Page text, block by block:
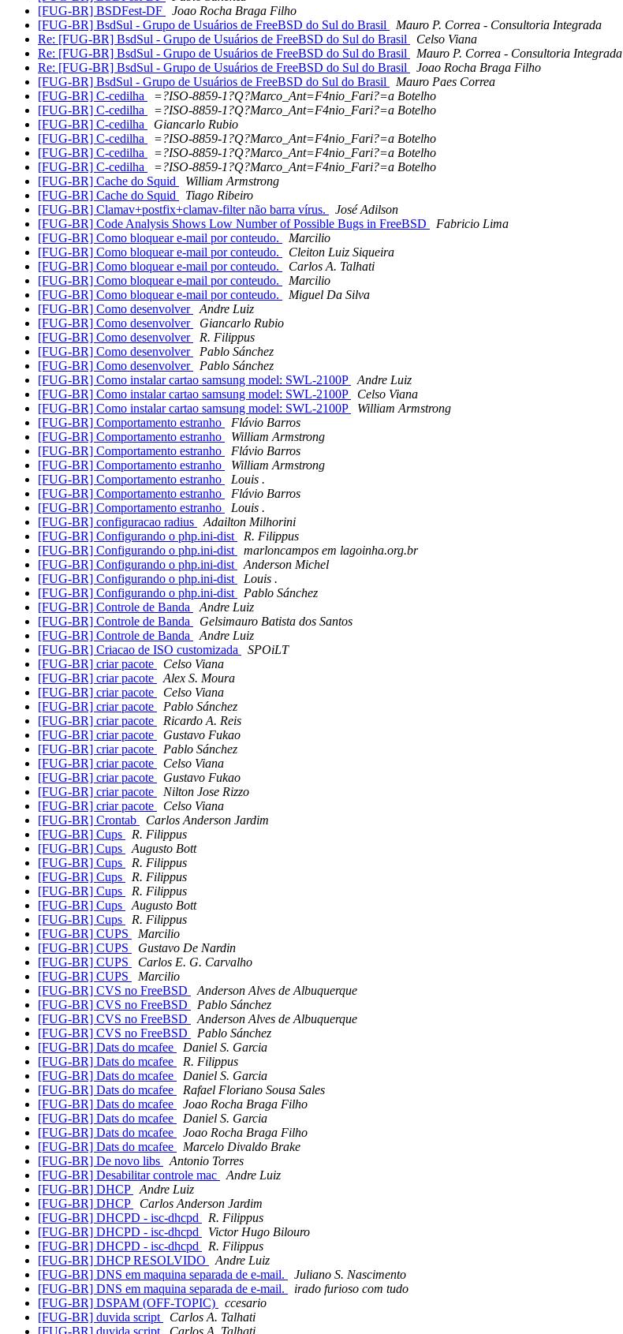
[FUG-BR] BSDFest-DF
Joao Rocha Braga Filho
[FUG-BR] BsdSul - Grupo de Usuários de FreeBSD do Sul do Brasil
Mauro P. Correa - Consultoria Integrada
Re: [FUG-BR] BsdSul - Grupo de Usuários de FreeBSD do Sul do Brasil
Celso Viana
Re: [FUG-BR] BsdSul - Grupo de Usuários de FreeBSD do Sul do Brasil
Mauro P. Correa - Consultoria Integrada
Re: [FUG-BR] BsdSul - Grupo de Usuários de FreeBSD do Sul do Brasil
Joao Rocha Braga Filho
[FUG-BR] BsdSul - Grupo de Usuários de FreeBSD do Sul do Brasil
Mauro Paes Correa
[FUG-BR] C-cedilha
=?ISO-8859-1?Q?Marco_Ant=F4nio_Fari?=a Botelho
[FUG-BR] C-cedilha
=?ISO-8859-1?Q?Marco_Ant=F4nio_Fari?=a Botelho
[FUG-BR] C-cedilha
Giancarlo Rubio
[FUG-BR] C-cedilha
=?ISO-8859-1?Q?Marco_Ant=F4nio_Fari?=a Botelho
[FUG-BR] C-cedilha
=?ISO-8859-1?Q?Marco_Ant=F4nio_Fari?=a Botelho
[FUG-BR] C-cedilha
=?ISO-8859-1?Q?Marco_Ant=F4nio_Fari?=a Botelho
[FUG-BR] Cache do Squid
William Armstrong
[FUG-BR] Cache do Squid
Tiago Ribeiro
[FUG-BR] Clamav+postfix+clamav-filter não barra vírus.
José Adilson
[FUG-BR] Code Analysis Shows Low Number of Possible Bugs in FreeBSD
Fabricio Lima
[FUG-BR] Como bloquear e-mail por conteudo.
Marcilio
[FUG-BR] Como bloquear e-mail por conteudo.
Cleiton Luiz Siqueira
[FUG-BR] Como bloquear e-mail por conteudo.
Carlos A. Talhati
[FUG-BR] Como bloquear e-mail por conteudo.
Marcilio
[FUG-BR] Como bloquear e-mail por conteudo.
Miguel Da Silva
[FUG-BR] Como desenvolver
Andre Luiz
[FUG-BR] Como desenvolver
Giancarlo Rubio
[FUG-BR] Como desenvolver
R. Filippus
[FUG-BR] Como desenvolver
Pablo Sánchez
[FUG-BR] Como desenvolver
Pablo Sánchez
[FUG-BR] Como instalar cartao samsung model: SWL-2100P
Andre Luiz
[FUG-BR] Como instalar cartao samsung model: SWL-2100P
Celso Viana
[FUG-BR] Como instalar cartao samsung model: SWL-2100P
William Armstrong
[FUG-BR] Comportamento estranho
Flávio Barros
[FUG-BR] Comportamento estranho
William Armstrong
[FUG-BR] Comportamento estranho
Flávio Barros
[FUG-BR] Comportamento estranho
William Armstrong
[FUG-BR] Comportamento estranho
Louis .
[FUG-BR] Comportamento estranho
Flávio Barros
[FUG-BR] Comportamento estranho
Louis .
[FUG-BR] configuracao radius
Adailton Milhorini
[FUG-BR] Configurando o php.ini-dist
R. Filippus
[FUG-BR] Configurando o php.ini-dist
marloncampos em lagoinha.org.br
[FUG-BR] Configurando o php.ini-dist
Anderson Michel
[FUG-BR] Configurando o php.ini-dist
Louis .
[FUG-BR] Configurando o php.ini-dist
Pablo Sánchez
[FUG-BR] Controle de Banda
Andre Luiz
[FUG-BR] Controle de Banda
Gelsimauro Batista dos Santos
[FUG-BR] Controle de Banda
Andre Luiz
[FUG-BR] Criacao de ISO customizada
SPOiLT
[FUG-BR] criar pacote
Celso Viana
[FUG-BR] criar pacote
Alex S. Moura
[FUG-BR] criar pacote
Celso Viana
[FUG-BR] criar pacote
Pablo Sánchez
[FUG-BR] criar pacote
Ricardo A. Reis
[FUG-BR] criar pacote
Gustavo Fukao
[FUG-BR] criar pacote
Pablo Sánchez
[FUG-BR] criar pacote
Celso Viana
[FUG-BR] criar pacote
Gustavo Fukao
[FUG-BR] criar pacote
Nilton Jose Rizzo
[FUG-BR] criar pacote
Celso Viana
[FUG-BR] Crontab
Carlos Anderson Jardim
[FUG-BR] Cups
R. Filippus
[FUG-BR] Cups
Augusto Bott
[FUG-BR] Cups
R. Filippus
[FUG-BR] Cups
R. Filippus
[FUG-BR] Cups
R. Filippus
[FUG-BR] Cups
Augusto Bott
[FUG-BR] Cups
R. Filippus
[FUG-BR] CUPS
Marcilio
[FUG-BR] CUPS
Gustavo De Nardin
[FUG-BR] CUPS
Carlos E. G. Carvalho
[FUG-BR] CUPS
Marcilio
[FUG-BR] CVS no FreeBSD
Anderson Alves de Albuquerque
[FUG-BR] CVS no FreeBSD
Pablo Sánchez
[FUG-BR] CVS no FreeBSD
Anderson Alves de Albuquerque
[FUG-BR] CVS no FreeBSD
Pablo Sánchez
[FUG-BR] Dats do mcafee
Daniel S. Garcia
[FUG-BR] Dats do mcafee
R. Filippus
[FUG-BR] Dats do mcafee
Daniel S. Garcia
[FUG-BR] Dats do mcafee
Rafael Floriano Sousa Sales
[FUG-BR] Dats do mcafee
Joao Rocha Braga Filho
[FUG-BR] Dats do mcafee
Daniel S. Garcia
[FUG-BR] Dats do mcafee
Joao Rocha Braga Filho
[FUG-BR] Dats do mcafee
Marcelo Divaldo Brake
[FUG-BR] De novo libs
Antonio Torres
[FUG-BR] Desabilitar controle mac
Andre Luiz
[FUG-BR] DHCP
Andre Luiz
[FUG-BR] DHCP
Carlos Anderson Jardim
[FUG-BR] DHCPD - isc-dhcpd
R. Filippus
[FUG-BR] DHCPD - isc-dhcpd
Victor Hugo Bilouro
[FUG-BR] DHCPD - isc-dhcpd
R. Filippus
[FUG-BR] DHCP RESOLVIDO
Andre Luiz
[FUG-BR] DNS em maquina separada de e-mail.
Juliano S. Nascimento
[FUG-BR] DNS em maquina separada de e-mail.
irado furioso com tudo
[FUG-BR] DSPAM (OFF-TOPIC)
ccesario
[FUG-BR] duvida script
Carlos A. Talhati